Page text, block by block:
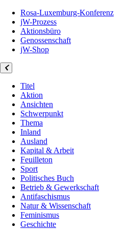
Rosa-Luxemburg-Konferenz
jW-Prozess
Aktionsbüro
Genossenschaft
jW-Shop
Titel
Aktion
Ansichten
Schwerpunkt
Thema
Inland
Ausland
Kapital & Arbeit
Feuilleton
Sport
Politisches Buch
Betrieb & Gewerkschaft
Antifaschismus
Natur & Wissenschaft
Feminismus
Geschichte